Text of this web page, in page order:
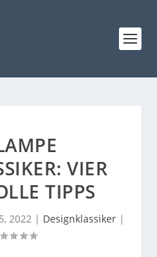
VIER
TIPPS
2022 | Designklassiker |